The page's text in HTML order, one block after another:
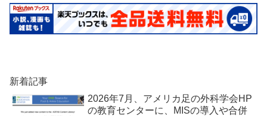
新着記事
2026年7月、アメリカ足の外科学会HP
の教育センターに、MISの導入や合併